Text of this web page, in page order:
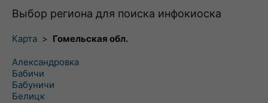
Выбор региона для поиска инфокиоска
Карта > Гомельская обл.
Александровка
Бабичи
Бабуничи
Белицк